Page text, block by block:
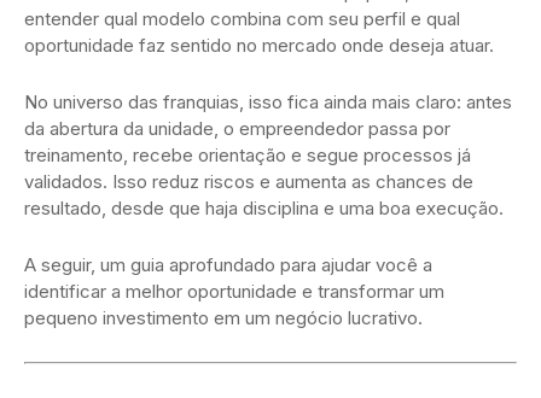
entender qual modelo combina com seu perfil e qual
oportunidade faz sentido no mercado onde deseja atuar.
No universo das franquias, isso fica ainda mais claro: antes
da abertura da unidade, o empreendedor passa por
treinamento, recebe orientação e segue processos já
validados. Isso reduz riscos e aumenta as chances de
resultado, desde que haja disciplina e uma boa execução.
A seguir, um guia aprofundado para ajudar você a
identificar a melhor oportunidade e transformar um
pequeno investimento em um negócio lucrativo.